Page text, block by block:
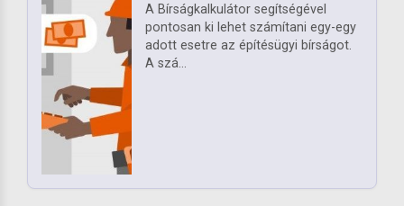
A Bírságkalkulátor segítségével
pontosan ki lehet számítani egy-egy
adott esetre az építésügyi bírságot.
A szá...